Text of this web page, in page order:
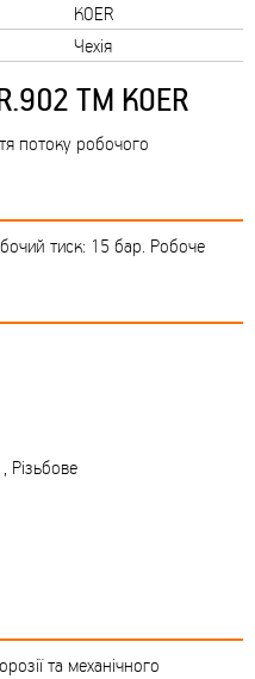
KOER
Чехія
ТМ KOER
потоку робочого
тиск: 15 бар. Робоче
Різьбове
та механічного